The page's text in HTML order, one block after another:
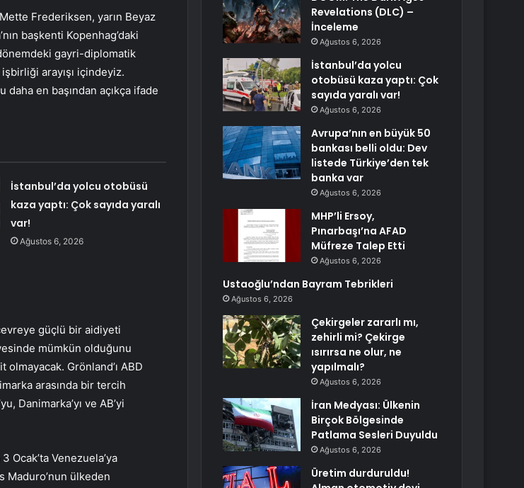
Frederiksen, yarın Beyaz
başkenti Kopenhag’daki
gayri-diplomatik
arayışı içindeyiz.
daha en başından açıkça ifade
İstanbul’da yolcu otobüsü
kaza yaptı: Çok sayıda yaralı
var!
Ağustos 6, 2026
güçlü bir aidiyeti
mümkün olduğunu
Grönland’ı ABD
arasında bir tercih
Danimarka’yı ve AB’yi
Ocak’ta Venezuela’ya
Maduro’nun ülkeden
Revelations (DLC) –
İnceleme
Ağustos 6, 2026
İstanbul’da yolcu
otobüsü kaza yaptı: Çok
sayıda yaralı var!
Ağustos 6, 2026
Avrupa’nın en büyük 50
bankası belli oldu: Dev
listede Türkiye’den tek
banka var
Ağustos 6, 2026
MHP’li Ersoy,
Pınarbaşı’na AFAD
Müfreze Talep Etti
Ağustos 6, 2026
Ustaoğlu’ndan Bayram Tebrikleri
Ağustos 6, 2026
Çekirgeler zararlı mı,
zehirli mi? Çekirge
ısırırsa ne olur, ne
yapılmalı?
Ağustos 6, 2026
İran Medyası: Ülkenin
Birçok Bölgesinde
Patlama Sesleri Duyuldu
Ağustos 6, 2026
Üretim durduruldu!